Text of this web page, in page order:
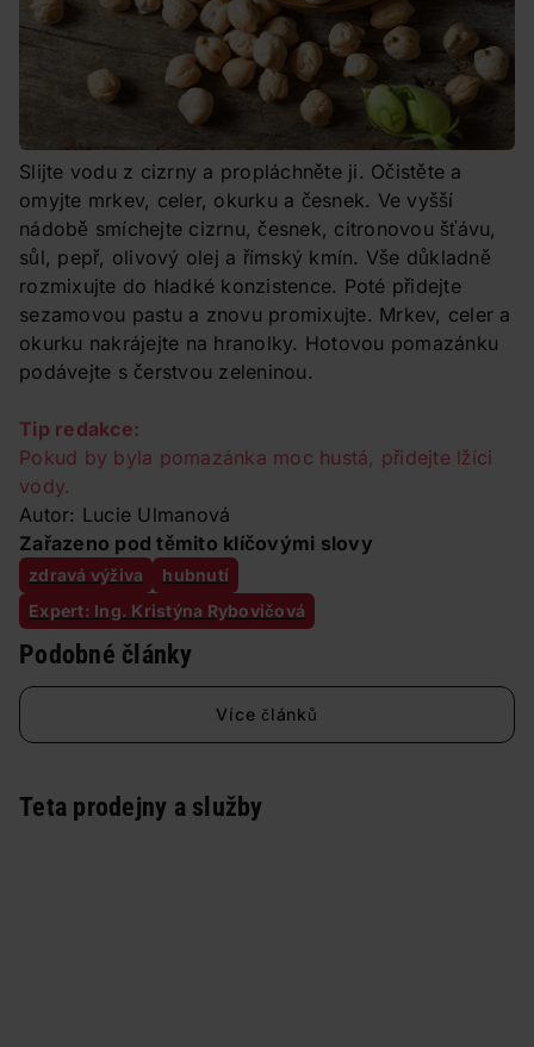
Slijte vodu z cizrny a propláchněte ji. Očistěte a
omyjte mrkev, celer, okurku a česnek. Ve vyšší
nádobě smíchejte cizrnu, česnek, citronovou šťávu,
sůl, pepř, olivový olej a římský kmín. Vše důkladně
rozmixujte do hladké konzistence. Poté přidejte
sezamovou pastu a znovu promixujte. Mrkev, celer a
okurku nakrájejte na hranolky. Hotovou pomazánku
podávejte s čerstvou zeleninou.
Tip redakce:
Pokud by byla pomazánka moc hustá, přidejte lžíci
vody.
Autor: Lucie Ulmanová
Zařazeno pod těmito klíčovými slovy
zdravá výživa
hubnutí
Expert: Ing. Kristýna Rybovičová
Podobné články
Více článků
Teta prodejny a služby